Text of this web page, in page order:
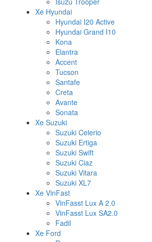
Xe Hyundai
Hyundai I20 Active
Hyundai Grand I10
Kona
Elantra
Accent
Tucson
Santafe
Creta
Avante
Sonata
Xe Suzuki
Suzuki Celerio
Suzuki Ertiga
Suzuki Swift
Suzuki Ciaz
Suzuki Vitara
Suzuki XL7
Xe VinFast
VinFasst Lux A 2.0
VinFasst Lux SA2.0
Fadil
Xe Ford